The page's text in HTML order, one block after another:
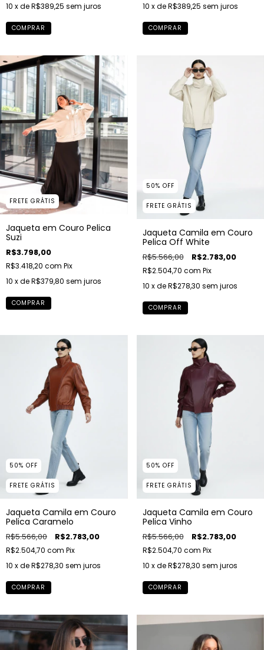
10 x deR$389,25 sem juros
COMPRAR
10 x deR$389,25 sem juros
COMPRAR
FRETE GRÁTIS
Jaqueta em Couro Pelica
Suzi
R$3.798,00
R$3.418,20 com Pix
10 x deR$379,80 sem juros
COMPRAR
50% OFF
FRETE GRÁTIS
Jaqueta Camila em Couro
Pelica Off White
R$5.566,00 R$2.783,00
R$2.504,70 com Pix
10 x deR$278,30 sem juros
COMPRAR
50% OFF
FRETE GRÁTIS
Jaqueta Camila em Couro
Pelica Caramelo
R$5.566,00 R$2.783,00
R$2.504,70 com Pix
10 x deR$278,30 sem juros
COMPRAR
50% OFF
FRETE GRÁTIS
Jaqueta Camila em Couro
Pelica Vinho
R$5.566,00 R$2.783,00
R$2.504,70 com Pix
10 x deR$278,30 sem juros
COMPRAR